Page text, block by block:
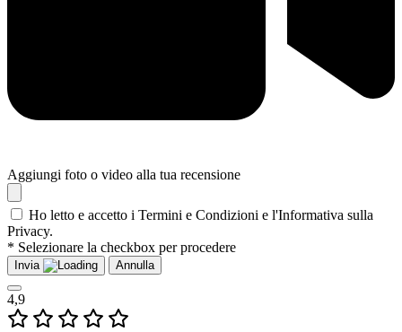
Aggiungi foto o video alla tua recensione
Ho letto e accetto i Termini e Condizioni e l'Informativa sulla
Privacy.
* Selezionare la checkbox per procedere
Invia Annulla
4,9